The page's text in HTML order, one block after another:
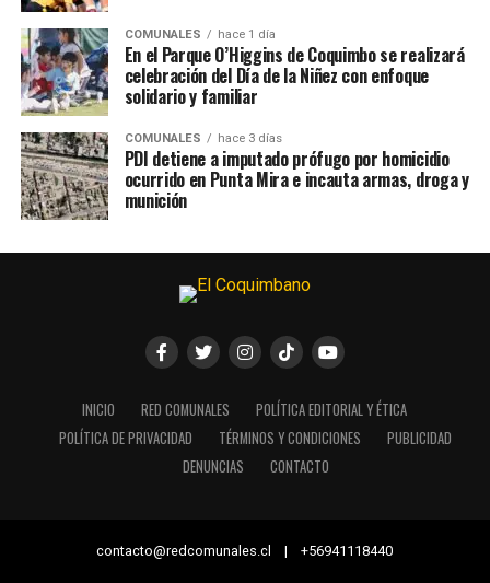
COMUNALES hace 1 día
En el Parque O’Higgins de Coquimbo se realizará
celebración del Día de la Niñez con enfoque
solidario y familiar
COMUNALES hace 3 días
PDI detiene a imputado prófugo por homicidio
ocurrido en Punta Mira e incauta armas, droga y
munición
INICIO RED COMUNALES
POLÍTICA EDITORIAL Y ÉTICA
POLÍTICA DE PRIVACIDAD
TÉRMINOS Y CONDICIONES
PUBLICIDAD
DENUNCIAS
CONTACTO
contacto@redcomunales.cl | +56941118440